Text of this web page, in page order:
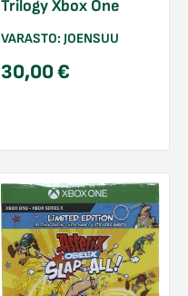
Trilogy Xbox One
VARASTO: JOENSUU
30,00€